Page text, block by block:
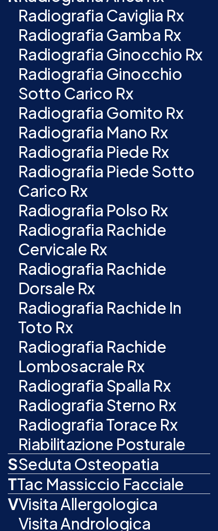
Radiografia Caviglia Rx
Radiografia Gamba Rx
Radiografia Ginocchio Rx
Radiografia Ginocchio
Sotto Carico Rx
Radiografia Gomito Rx
Radiografia Mano Rx
Radiografia Piede Rx
Radiografia Piede Sotto
Carico Rx
Radiografia Polso Rx
Radiografia Rachide
Cervicale Rx
Radiografia Rachide
Dorsale Rx
Radiografia Rachide In
Toto Rx
Radiografia Rachide
Lombosacrale Rx
Radiografia Spalla Rx
Radiografia Sterno Rx
Radiografia Torace Rx
Riabilitazione Posturale
SSeduta Osteopatia
TTac Massiccio Facciale
VVisita Allergologica
Visita Andrologica